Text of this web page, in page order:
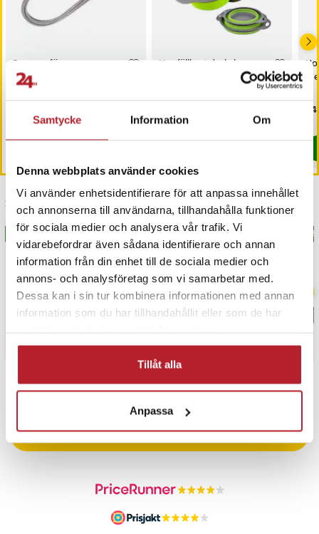
Samtycke Information Om
Denna webbplats använder cookies
Vi använder enhetsidentifierare för att anpassa innehållet
och annonserna till användarna, tillhandahålla funktioner
för sociala medier och analysera vår trafik. Vi
vidarebefordrar även sådana identifierare och annan
information från din enhet till de sociala medier och
annons- och analysföretag som vi samarbetar med.
Dessa kan i sin tur kombinera informationen med annan
information som du har tillhandahållit eller som de har
Tillåt alla
Anpassa
Rensare för
kylskåpsdränering med
stålvajer och nylonborst
I lager, levereras inom 1-2 vardagar
Hopfällbart durkslag
med smart förvaring i
I lager, levereras inom 1-2 vardagar
Senast besökta
BÄSTSÄLJARE BÄSTSÄLJARE
PRISGARANTI
UTFÖRSÄLJNING